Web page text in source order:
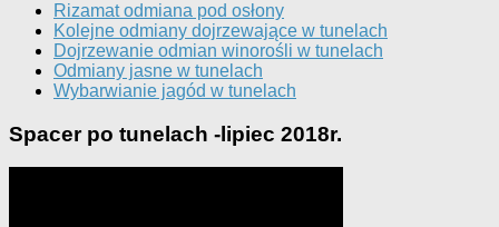
Rizamat odmiana pod osłony
Kolejne odmiany dojrzewające w tunelach
Dojrzewanie odmian winorośli w tunelach
Odmiany jasne w tunelach
Wybarwianie jagód w tunelach
Spacer po tunelach -lipiec 2018r.